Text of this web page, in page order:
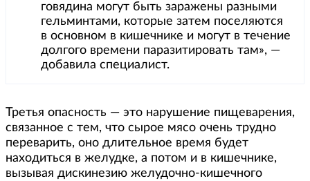
говядина могут быть заражены разными
гельминтами, которые затем поселяются
в основном в кишечнике и могут в течение
долгого времени паразитировать там», —
добавила специалист.
Третья опасность — это нарушение пищеварения,
связанное с тем, что сырое мясо очень трудно
переварить, оно длительное время будет
находиться в желудке, а потом и в кишечнике,
вызывая дискинезию желудочно-кишечного